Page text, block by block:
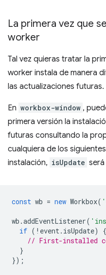
La primera vez que
worker
Tal vez quieras tratar la
worker instala de manera
las actualizaciones futuras.
En workbox-window ,
primera versión la
futuras consultando la
cualquiera de los
instalación, isUpdate será
const wb = new Workbox(
wb .addEventListener(
if ( ! event. isUpdate)
{
// First-installed
}
});